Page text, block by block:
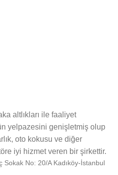
altlıkları ile faaliyet
yelpazesini genişletmiş olup
oto kokusu ve diğer
iyi hizmet veren bir şirkettir.
Sokak No: 20/A Kadıköy-İstanbul